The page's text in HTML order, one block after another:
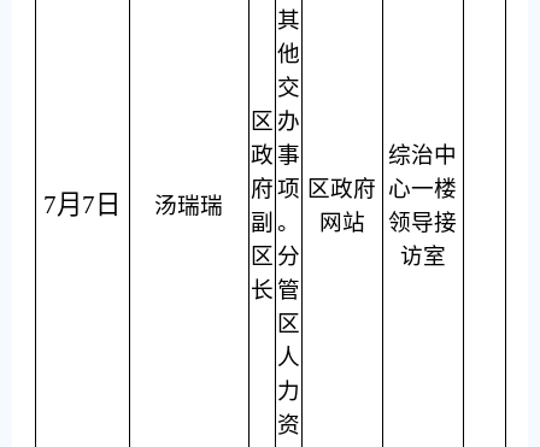
7月7日 汤瑞瑞
区
政
府
副
区
长
其
他
交
办
事
项
。
分
管
区
人
力
资
区政府
网站
综治中
心一楼
领导接
访室